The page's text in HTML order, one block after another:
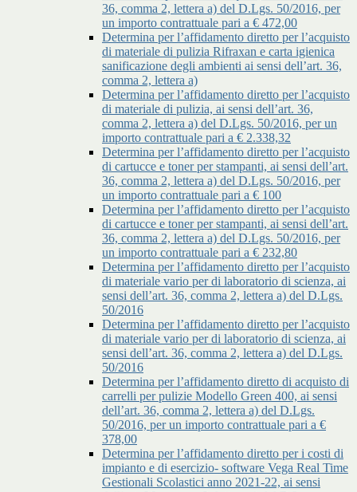
36, comma 2, lettera a) del D.Lgs. 50/2016, per
un importo contrattuale pari a € 472,00
Determina per l’affidamento diretto per l’acquisto
di materiale di pulizia Rifraxan e carta igienica
sanificazione degli ambienti ai sensi dell’art. 36,
comma 2, lettera a)
Determina per l’affidamento diretto per l’acquisto
di materiale di pulizia, ai sensi dell’art. 36,
comma 2, lettera a) del D.Lgs. 50/2016, per un
importo contrattuale pari a € 2.338,32
Determina per l’affidamento diretto per l’acquisto
di cartucce e toner per stampanti, ai sensi dell’art.
36, comma 2, lettera a) del D.Lgs. 50/2016, per
un importo contrattuale pari a € 100
Determina per l’affidamento diretto per l’acquisto
di cartucce e toner per stampanti, ai sensi dell’art.
36, comma 2, lettera a) del D.Lgs. 50/2016, per
un importo contrattuale pari a € 232,80
Determina per l’affidamento diretto per l’acquisto
di materiale vario per di laboratorio di scienza, ai
sensi dell’art. 36, comma 2, lettera a) del D.Lgs.
50/2016
Determina per l’affidamento diretto per l’acquisto
di materiale vario per di laboratorio di scienza, ai
sensi dell’art. 36, comma 2, lettera a) del D.Lgs.
50/2016
Determina per l’affidamento diretto di acquisto di
carrelli per pulizie Modello Green 400, ai sensi
dell’art. 36, comma 2, lettera a) del D.Lgs.
50/2016, per un importo contrattuale pari a €
378,00
Determina per l’affidamento diretto per i costi di
impianto e di esercizio- software Vega Real Time
Gestionali Scolastici anno 2021-22, ai sensi